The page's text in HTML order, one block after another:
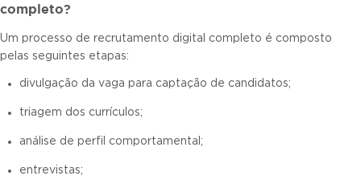
completo?
Um processo de recrutamento digital completo é composto
pelas seguintes etapas:
divulgação da vaga para captação de candidatos;
triagem dos currículos;
análise de perfil comportamental;
entrevistas;